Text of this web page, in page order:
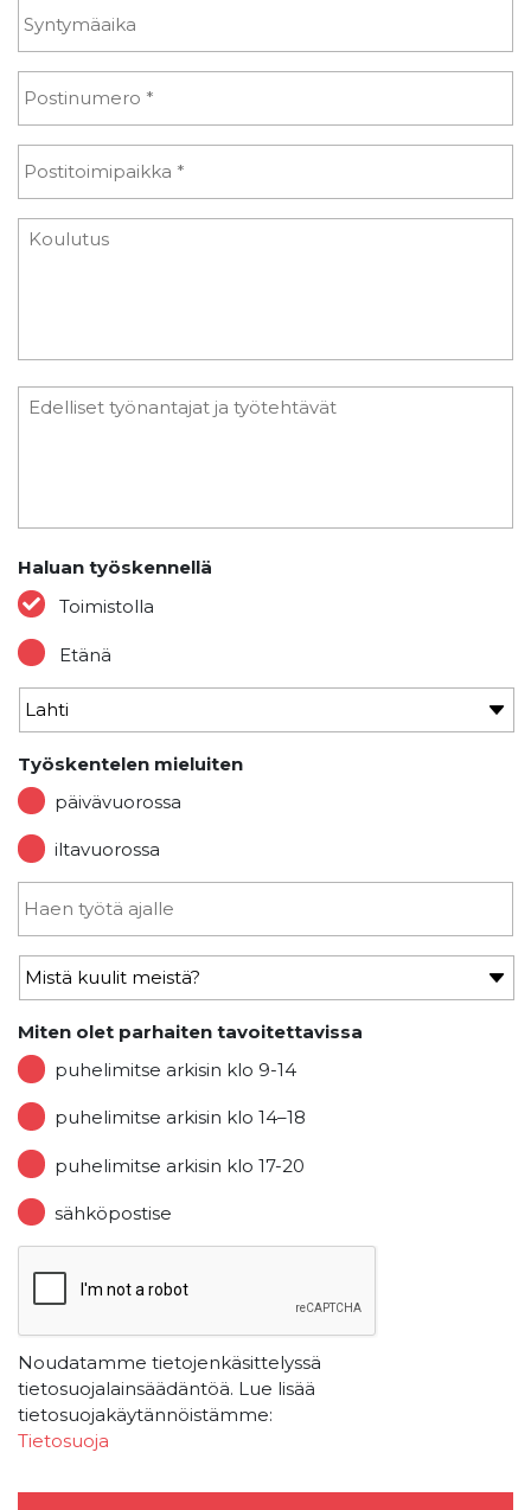
Haluan työskennellä
Toimistolla
Etänä
Työskentelen mieluiten
päivävuorossa
iltavuorossa
Miten olet parhaiten tavoitettavissa
puhelimitse arkisin klo 9-14
puhelimitse arkisin klo 14–18
puhelimitse arkisin klo 17-20
sähköpostise
Noudatamme tietojenkäsittelyssä
tietosuojalainsäädäntöä. Lue lisää
tietosuojakäytännöistämme:
Tietosuoja